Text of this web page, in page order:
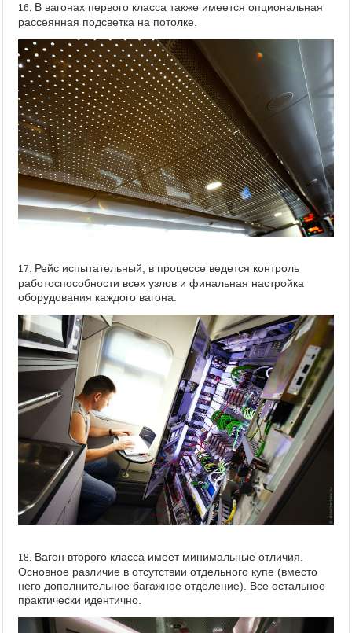
16. В вагонах первого класса также имеется опциональная
рассеянная подсветка на потолке.
17.
Рейс испытательный, в процессе ведется контроль
работоспособности всех узлов и финальная настройка
оборудования каждого вагона.
18. Вагон второго класса имеет минимальные отличия.
Основное различие в отсутствии отдельного купе (вместо
него дополнительное багажное отделение). Все остальное
практически идентично.